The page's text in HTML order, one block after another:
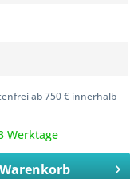
ab 750 € innerhalb
Werktage
Warenkorb